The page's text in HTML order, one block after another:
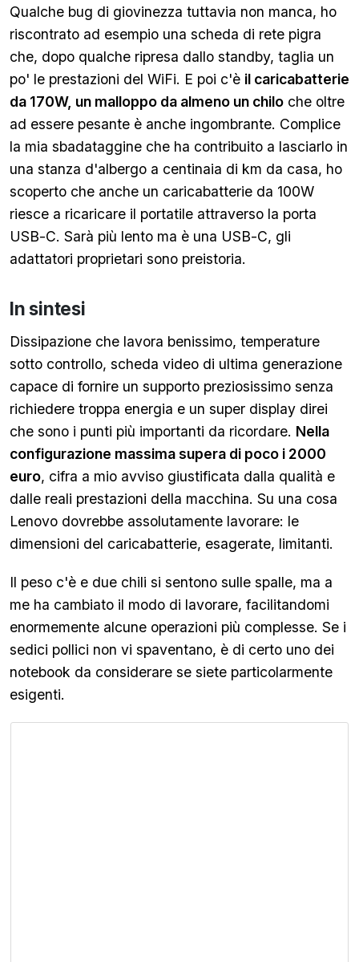
Qualche bug di giovinezza tuttavia non manca, ho
riscontrato ad esempio una scheda di rete pigra
che, dopo qualche ripresa dallo standby, taglia un
po' le prestazioni del WiFi. E poi c'è il caricabatterie
da 170W, un malloppo da almeno un chilo che oltre
ad essere pesante è anche ingombrante. Complice
la mia sbadataggine che ha contribuito a lasciarlo in
una stanza d'albergo a centinaia di km da casa, ho
scoperto che anche un caricabatterie da 100W
riesce a ricaricare il portatile attraverso la porta
USB-C. Sarà più lento ma è una USB-C, gli
adattatori proprietari sono preistoria.
In sintesi
Dissipazione che lavora benissimo, temperature
sotto controllo, scheda video di ultima generazione
capace di fornire un supporto preziosissimo senza
richiedere troppa energia e un super display direi
che sono i punti più importanti da ricordare. Nella
configurazione massima supera di poco i 2000
euro, cifra a mio avviso giustificata dalla qualità e
dalle reali prestazioni della macchina. Su una cosa
Lenovo dovrebbe assolutamente lavorare: le
dimensioni del caricabatterie, esagerate, limitanti.
Il peso c'è e due chili si sentono sulle spalle, ma a
me ha cambiato il modo di lavorare, facilitandomi
enormemente alcune operazioni più complesse. Se i
sedici pollici non vi spaventano, è di certo uno dei
notebook da considerare se siete particolarmente
esigenti.